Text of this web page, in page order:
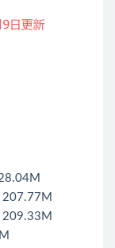
207.77M
209.33M